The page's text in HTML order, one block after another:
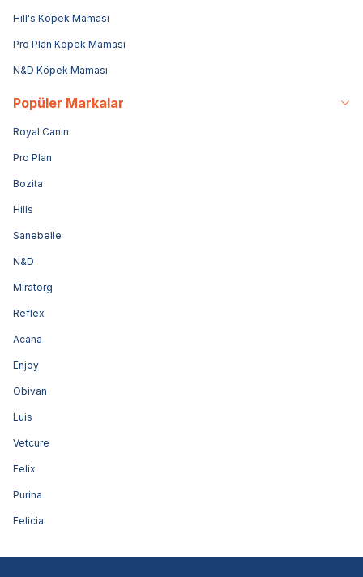
Hill's Köpek Maması
Pro Plan Köpek Maması
N&D Köpek Maması
Popüler Markalar
Royal Canin
Pro Plan
Bozita
Hills
Sanebelle
N&D
Miratorg
Reflex
Acana
Enjoy
Obivan
Luis
Vetcure
Felix
Purina
Felicia